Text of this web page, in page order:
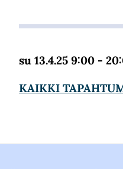
su 13.4.25 9:00 -
KAIKKI